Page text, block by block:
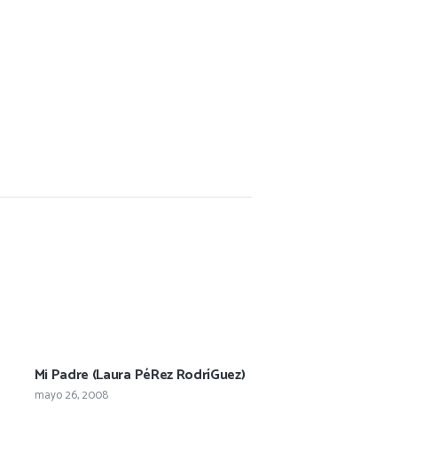
Mi Padre (Laura PéRez RodríGuez)
mayo 26, 2008